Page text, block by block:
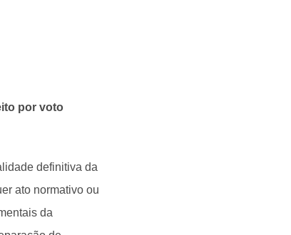
por voto
definitiva da
ato normativo ou
da